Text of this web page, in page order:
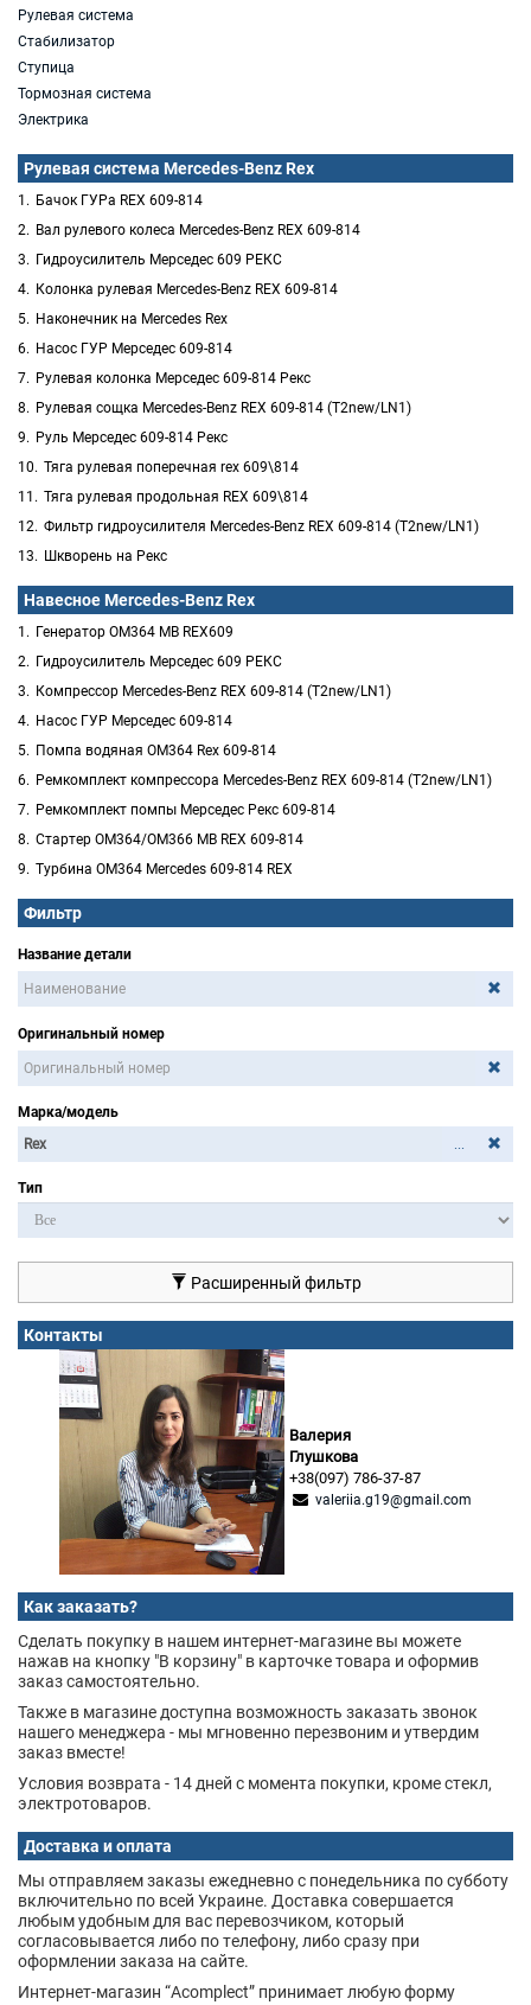
Рулевая система
Стабилизатор
Ступица
Тормозная система
Электрика
Рулевая система Mercedes-Benz Rex
Бачок ГУРа REX 609-814
Вал рулевого колеса Mercedes-Benz REX 609-814
Гидроусилитель Мерседес 609 РЕКС
Колонка рулевая Mercedes-Benz REX 609-814
Наконечник на Mercedes Rex
Насос ГУР Мерседес 609-814
Рулевая колонка Мерседес 609-814 Рекс
Рулевая сощка Mercedes-Benz REX 609-814 (T2new/LN1)
Руль Мерседес 609-814 Рекс
Тяга рулевая поперечная rex 609\814
Тяга рулевая продольная REX 609\814
Фильтр гидроусилителя Mercedes-Benz REX 609-814 (T2new/LN1)
Шкворень на Рекс
Навесное Mercedes-Benz Rex
Генератор ОМ364 MB REX609
Гидроусилитель Мерседес 609 РЕКС
Компрессор Mercedes-Benz REX 609-814 (T2new/LN1)
Насос ГУР Мерседес 609-814
Помпа водяная ОМ364 Rex 609-814
Ремкомплект компрессора Mercedes-Benz REX 609-814 (T2new/LN1)
Ремкомплект помпы Мерседес Рекс 609-814
Стартер ОМ364/OM366 MB REX 609-814
Турбина OM364 Mercedes 609-814 REX
Фильтр
Название детали
Оригинальный номер
Марка/модель
...
Тип
Расширенный фильтр
Контакты
Валерия
Глушкова
+38(097) 786-37-87
valeriia.g19@gmail.com
Как заказать?
Сделать покупку в нашем интернет-магазине вы можете
нажав на кнопку "В корзину" в карточке товара и оформив
заказ самостоятельно.
Также в магазине доступна возможность заказать звонок
нашего менеджера - мы мгновенно перезвоним и утвердим
заказ вместе!
Условия возврата - 14 дней с момента покупки, кроме стекл,
электротоваров.
Доставка и оплата
Мы отправляем заказы ежедневно с понедельника по субботу
включительно по всей Украине. Доставка совершается
любым удобным для вас перевозчиком, который
согласовывается либо по телефону, либо сразу при
оформлении заказа на сайте.
Интернет-магазин “Acomplect” принимает любую форму